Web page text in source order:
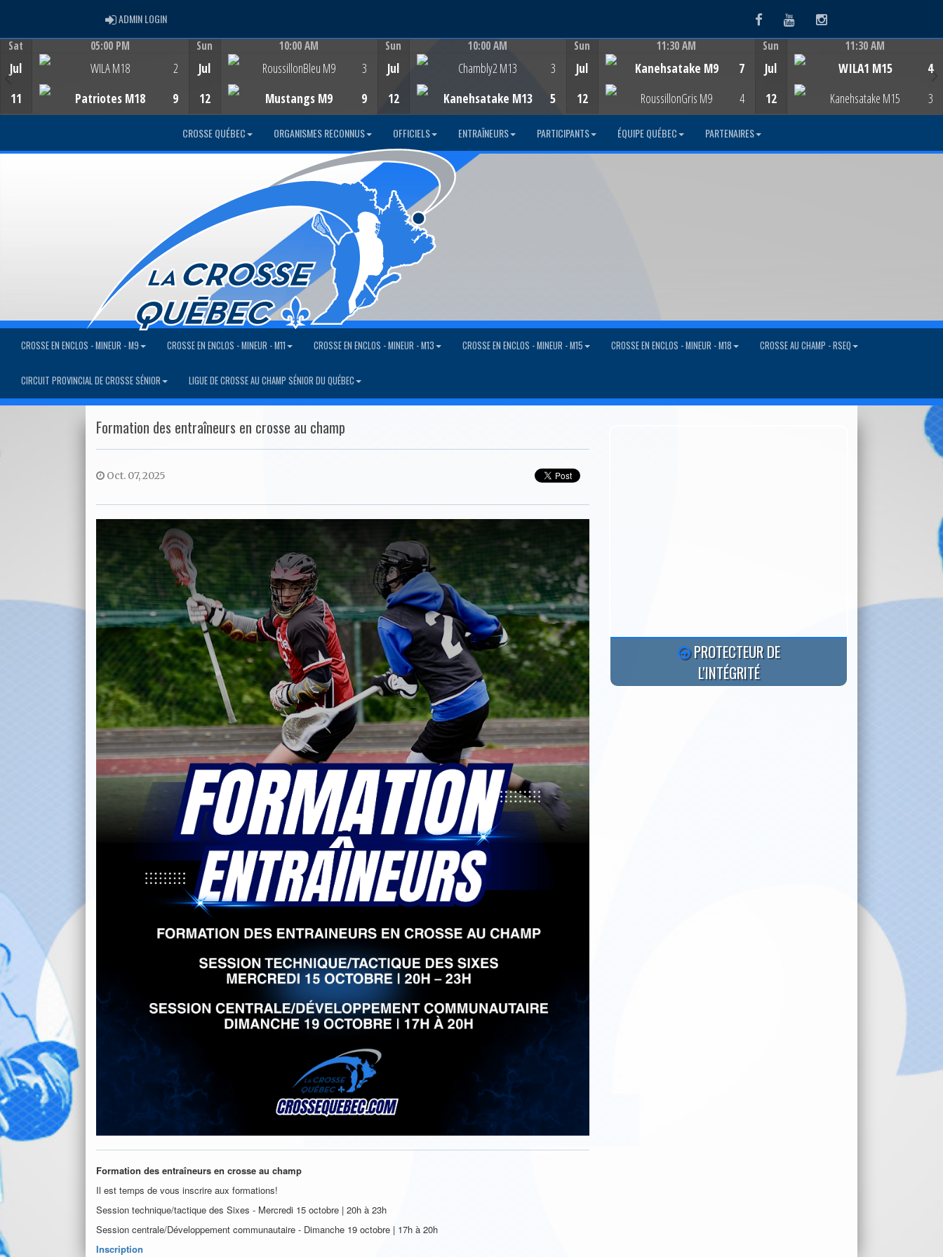
ADMIN LOGINADMIN LOGIN FacebookYoutubeInstagram
Sat
Jul
11
05:00 PM
WILA M18
Patriotes M18
2
9
Sun
Jul
12
10:00 AM
RoussillonBleu M9
Mustangs M9
3
9
Sun
Jul
12
10:00 AM
Chambly2 M13
Kanehsatake M13
3
5
Sun
Jul
12
11:30 AM
Kanehsatake M9
RoussillonGris M9
7
4
Sun
Jul
12
11:30 AM
WILA1 M15
Kanehsatake M15
4
3
CROSSE QUÉBEC ORGANISMES RECONNUS OFFICIELS ENTRAÎNEURS PARTICIPANTS ÉQUIPE QUÉBEC PARTENAIRES
CROSSE EN ENCLOS - MINEUR - M9 CROSSE EN ENCLOS - MINEUR - M11 CROSSE EN ENCLOS - MINEUR - M13 CROSSE EN ENCLOS - MINEUR - M15 CROSSE EN ENCLOS - MINEUR - M18 CROSSE AU CHAMP - RSEQ
CIRCUIT PROVINCIAL DE CROSSE SÉNIOR LIGUE DE CROSSE AU CHAMP SÉNIOR DU QUÉBEC
Formation des entraîneurs en crosse au champ
Oct. 07, 2025
Formation des entraîneurs en crosse au champ
Il est temps de vous inscrire aux formations!
Session technique/tactique des Sixes - Mercredi 15 octobre | 20h à 23h
Session centrale/Développement communautaire - Dimanche 19 octobre | 17h à 20h
Inscription
PROTECTEUR DE
L'INTÉGRITÉ